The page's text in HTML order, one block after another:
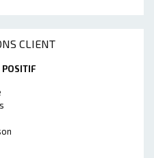
CLIENT